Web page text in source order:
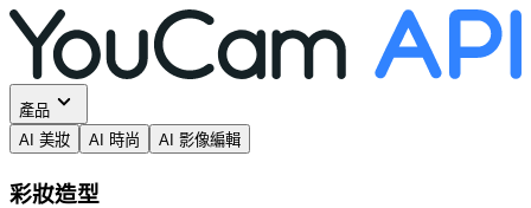
產品
AI 美妝
AI 時尚 AI 影像編輯
彩妝造型